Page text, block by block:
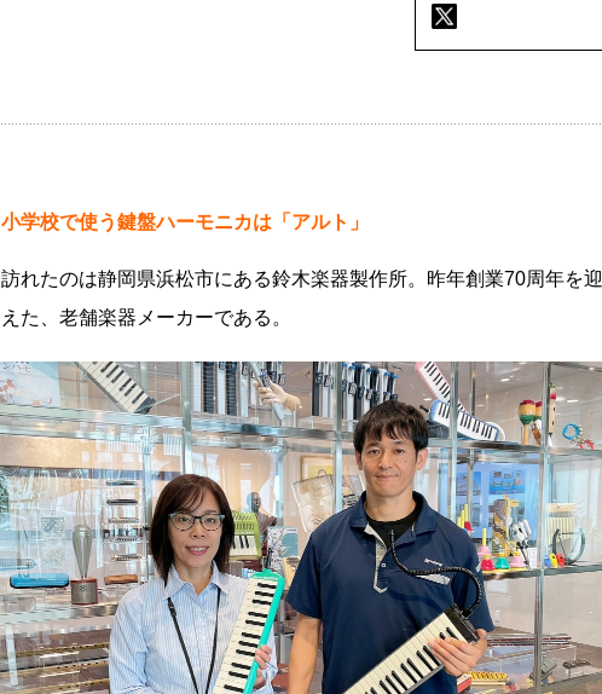
小学校で使う鍵盤ハーモニカは「アルト」
訪れたのは静岡県浜松市にある鈴木楽器製作所。昨年創業70周年を迎
えた、老舗楽器メーカーである。